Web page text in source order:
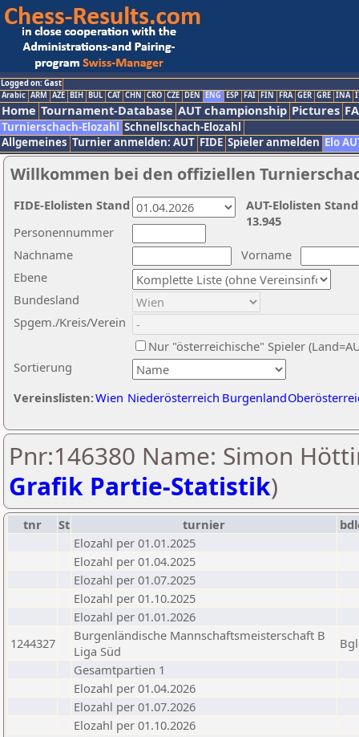
Logged on: Gast
Arabic ARM AZE BIH BUL CAT CHN CRO CZE DEN ENG ESP FAI FIN FRA GER GRE INA
Home Tournament-Database AUT championship Pictures
Turnierschach-Elozahl Schnellschach-Elozahl
Allgemeines Turnier anmelden: AUT FIDE Spieler anmelden Elo
Willkommen bei den offiziellen
Nachname
Vorname
Ebene
Sortierung
Personennummer
Bundesland
Spgem./Kreis/Verein
Nur "österreichische" Spieler
Vereinslisten:Wien Niederösterreich Burgenland
AUT-Elolisten
13.945
FIDE-Elolisten Stand
Pnr:146380 Name: Simon
Grafik Partie-Statistik)
tnr St turnier
Elozahl per 01.01.2025
Elozahl per 01.04.2025
Elozahl per 01.07.2025
Elozahl per 01.10.2025
Elozahl per 01.01.2026
1244327
Burgenländische Mannschaftsmeisterschaft B
Liga Süd
Gesamtpartien 1
Elozahl per 01.04.2026
Elozahl per 01.07.2026
Elozahl per 01.10.2026